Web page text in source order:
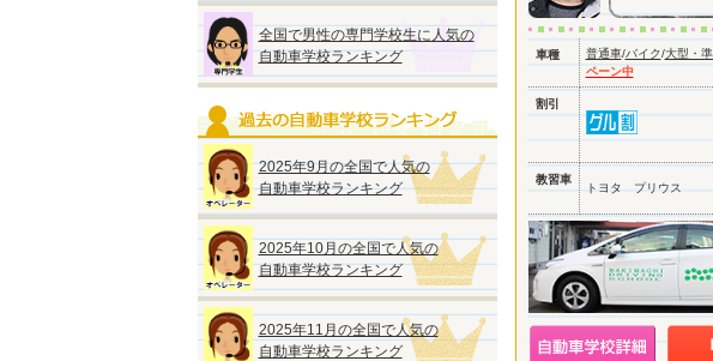
全国で男性の専門学校生に人気の
自動車学校ランキング
2025年9月の全国で人気の
自動車学校ランキング
2025年10月の全国で人気の
自動車学校ランキング
2025年11月の全国で人気の
自動車学校ランキング
車種 普通車/バイク/大型・
ペーン中
割引
教習車
トヨタ プリウス